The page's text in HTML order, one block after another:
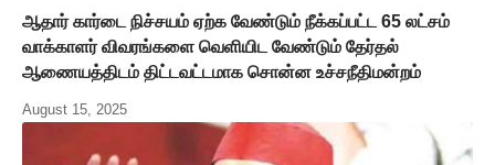
ஆதார் கார்டை நிச்சயம் ஏற்க வேண்டும் நீக்கப்பட்ட 65 லட்சம்
வாக்காளர் விவரங்களை வெளியிட வேண்டும் தேர்தல்
ஆணையத்திடம் திட்டவட்டமாக சொன்ன உச்சநீதிமன்றம்
August 15, 2025